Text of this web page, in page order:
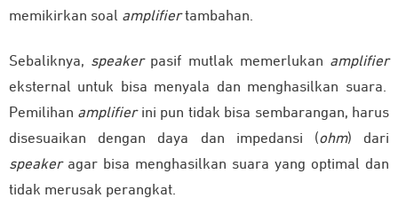
memikirkan soal amplifiertambahan.
Sebaliknya, speakerpasif mutlak memerlukan amplifier
eksternal untuk bisa menyala dan menghasilkan suara.
Pemilihan amplifierini pun tidak bisa sembarangan, harus
disesuaikan dengan daya dan impedansi (ohm) dari
speakeragar bisa menghasilkan suara yang optimal dan
tidak merusak perangkat.